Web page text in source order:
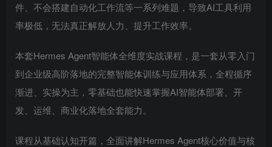
件、不会搭建自动化工作流等一系列难题，导致AI工具利用
率极低，无法真正解放人力、提升工作效率。
本套Hermes Agent智能体全维度实战课程，是一套从零入门
到企业级高阶落地的完整智能体训练与应用体系，全程循序
渐进、实操为主，零基础也能快速掌握AI智能体部署、开
发、运维、商业化落地全套能力。
课程从基础认知开篇，全面讲解Hermes Agent核心价值与核